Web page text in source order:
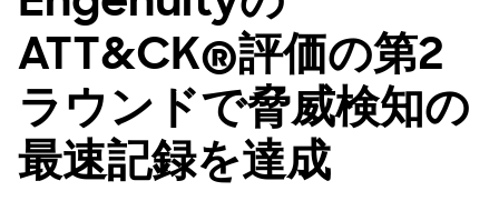
ATT&CK®評価の第2
ラウンドで脅威検知の
最速記録を達成